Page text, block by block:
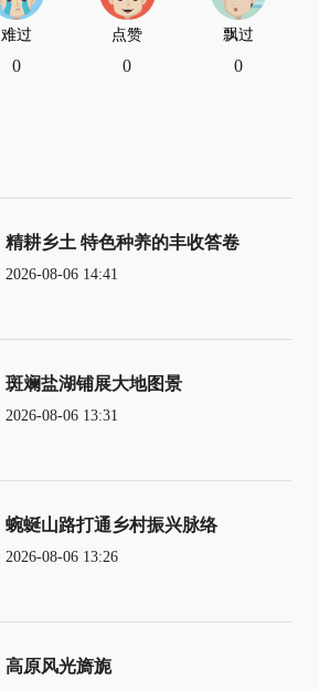
难过
0
点赞
0
飘过
0
精耕乡土 特色种养的丰收答卷
2026-08-06 14:41
斑斓盐湖铺展大地图景
2026-08-06 13:31
蜿蜒山路打通乡村振兴脉络
2026-08-06 13:26
高原风光旖旎